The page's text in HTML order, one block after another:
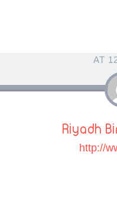
Riyadh
http://